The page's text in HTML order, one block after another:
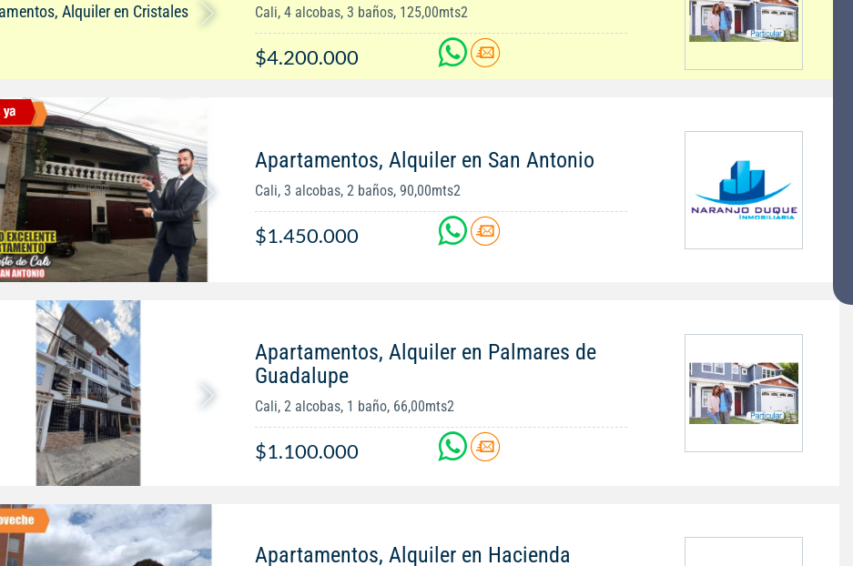
Cali, 4 alcobas, 3 baños, 125,00mts2
$4.200.000
Apartamentos, Alquiler en San Antonio
Cali, 3 alcobas, 2 baños, 90,00mts2
$1.450.000
Apartamentos, Alquiler en Palmares de
Guadalupe
Cali, 2 alcobas, 1 baño, 66,00mts2
$1.100.000
Apartamentos, Alquiler en Hacienda